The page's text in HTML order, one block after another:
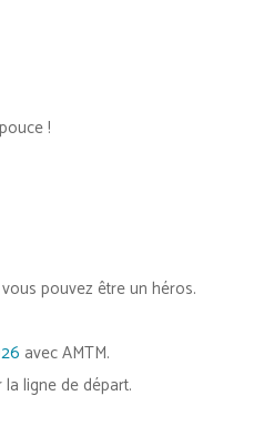
!
pouvez être un héros.
avec AMTM.
ligne de départ.